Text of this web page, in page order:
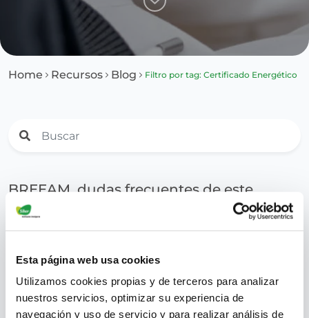
Esta página web usa cookies
Utilizamos cookies propias y de terceros para analizar
nuestros servicios, optimizar su experiencia de
navegación y uso de servicio y para realizar análisis de
Home Recursos Blog Filtro por tag: Certificado Energético
BREEAM, dudas frecuentes de este
certificado energético
May 24, 2019